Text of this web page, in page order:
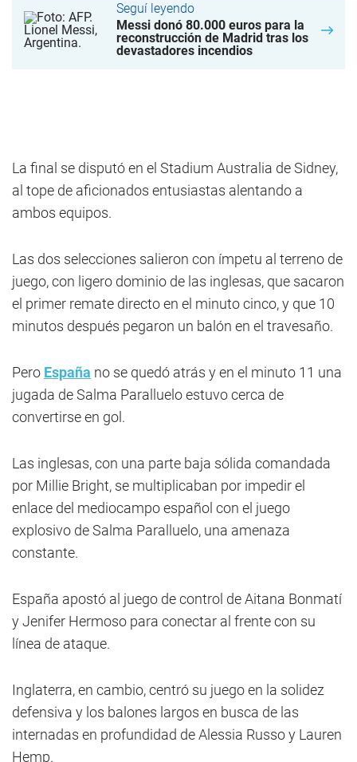
Seguí leyendo
Messi donó 80.000 euros para la
reconstrucción de Madrid tras los
devastadores incendios
La final se disputó en el Stadium Australia de Sidney,
al tope de aficionados entusiastas alentando a
ambos equipos.
Las dos selecciones salieron con ímpetu al terreno de
juego, con ligero dominio de las inglesas, que sacaron
el primer remate directo en el minuto cinco, y que 10
minutos después pegaron un balón en el travesaño.
Pero España no se quedó atrás y en el minuto 11 una
jugada de Salma Paralluelo estuvo cerca de
convertirse en gol.
Las inglesas, con una parte baja sólida comandada
por Millie Bright, se multiplicaban por impedir el
enlace del mediocampo español con el juego
explosivo de Salma Paralluelo, una amenaza
constante.
España apostó al juego de control de Aitana Bonmatí
y Jenifer Hermoso para conectar al frente con su
línea de ataque.
Inglaterra, en cambio, centró su juego en la solidez
defensiva y los balones largos en busca de las
internadas en profundidad de Alessia Russo y Lauren
Hemp.